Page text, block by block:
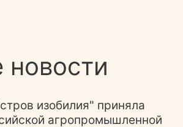
новости